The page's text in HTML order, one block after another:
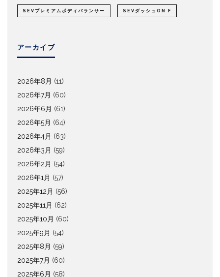
SEVプレミアムボディバランサー SEVダッシュON F
アーカイブ
2026年8月 (11)
2026年7月 (60)
2026年6月 (61)
2026年5月 (64)
2026年4月 (63)
2026年3月 (59)
2026年2月 (54)
2026年1月 (57)
2025年12月 (56)
2025年11月 (62)
2025年10月 (60)
2025年9月 (54)
2025年8月 (59)
2025年7月 (60)
2025年6月 (58)